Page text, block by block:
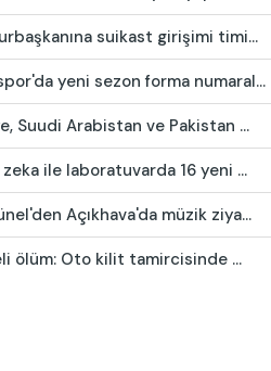
suikast girişimi timi...
yeni sezon forma numaral...
Suudi Arabistan ve Pakistan ...
zeka ile laboratuvarda 16 yeni ...
Açıkhava'da müzik ziya...
ölüm: Oto kilit tamircisinde ...